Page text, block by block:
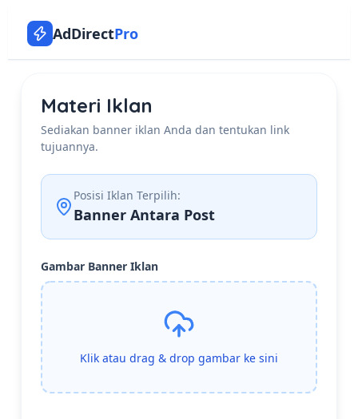
AdDirectPro
Materi Iklan
Sediakan banner iklan Anda dan tentukan link
tujuannya.
Posisi Iklan Terpilih:
Banner Antara Post
Gambar Banner Iklan
Klik atau drag & drop gambar ke sini